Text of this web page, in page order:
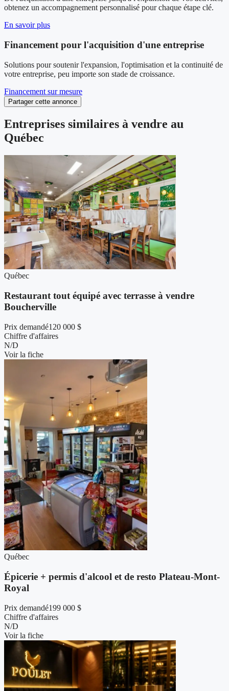
obtenez un accompagnement personnalisé pour chaque étape clé.
En savoir plus
Financement pour l'acquisition d'une entreprise
Solutions pour soutenir l'expansion, l'optimisation et la continuité de
votre entreprise, peu importe son stade de croissance.
Financement sur mesure
Partager cette annonce
Entreprises similaires à vendre au
Québec
Québec
Restaurant tout équipé avec terrasse à vendre
Boucherville
Prix demandé120 000 $
Chiffre d'affaires
N/D
Voir la fiche
Québec
Épicerie + permis d'alcool et de resto Plateau-Mont-
Royal
Prix demandé199 000 $
Chiffre d'affaires
N/D
Voir la fiche